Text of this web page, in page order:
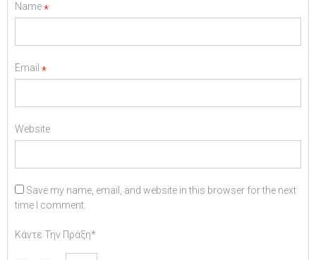
Name*
Email *
Website
Save my name, email, and website in this browser for the next
time I comment.
Κάντε Την Πράξη*